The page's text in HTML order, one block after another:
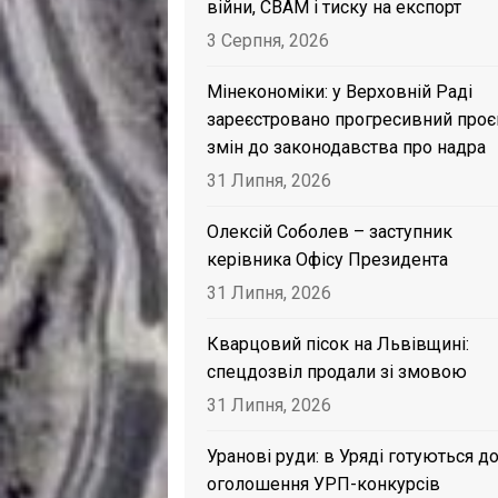
війни, CBAM і тиску на експорт
3 Серпня, 2026
Мінекономіки: у Верховній Раді
зареєстровано прогресивний
змін до законодавства про надра
31 Липня, 2026
Олексій Соболев – заступник
керівника Офісу Президента
31 Липня, 2026
Кварцовий пісок на Львівщині:
спецдозвіл продали зі змовою
31 Липня, 2026
Уранові руди: в Уряді готуються до
оголошення УРП-конкурсів